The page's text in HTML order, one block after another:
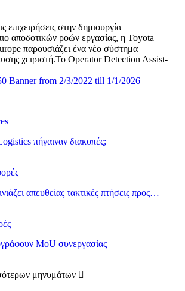
επιχειρήσεις στην δημιουργία
αποδοτικών ροών εργασίας, η Toyota
παρουσιάζει ένα νέο σύστημα
χειριστή.Το Operator Detection Assist-
πήγαιναν διακοπές;
απευθείας τακτικές πτήσεις προς…
MoU συνεργασίας
μηνυμάτων